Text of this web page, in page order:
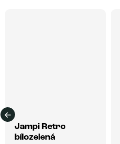
Jampi Retro
bílozelená